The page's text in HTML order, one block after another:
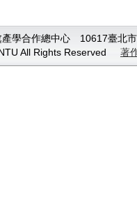
產學合作總中心 10617臺
All Rights Reserved 著